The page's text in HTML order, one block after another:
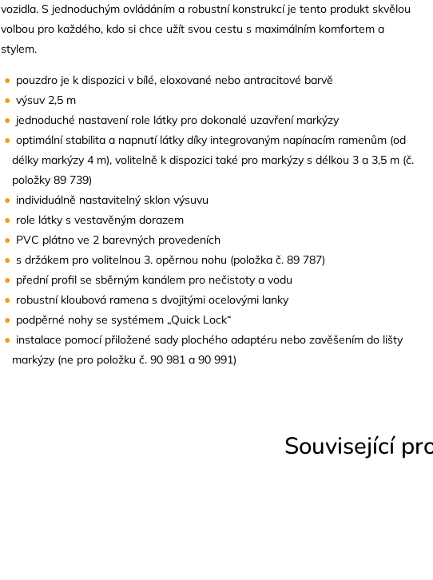
vozidla. S jednoduchým ovládáním a robustní konstrukcí je tento produkt skvělou
volbou pro každého, kdo si chce užít svou cestu s maximálním komfortem a
stylem.
pouzdro je k dispozici v bílé, eloxované nebo antracitové barvě
výsuv 2,5 m
jednoduché nastavení role látky pro dokonalé uzavření markýzy
optimální stabilita a napnutí látky díky integrovaným napínacím ramenům (od
délky markýzy 4 m), volitelně k dispozici také pro markýzy s délkou 3 a 3,5 m (č.
položky 89 739)
individuálně nastavitelný sklon výsuvu
role látky s vestavěným dorazem
PVC plátno ve 2 barevných provedeních
s držákem pro volitelnou 3. opěrnou nohu (položka č. 89 787)
přední profil se sběrným kanálem pro nečistoty a vodu
robustní kloubová ramena s dvojitými ocelovými lanky
podpěrné nohy se systémem „Quick Lock“
instalace pomocí přiložené sady plochého adaptéru nebo zavěšením do lišty
markýzy (ne pro položku č. 90 981 a 90 991)
Související